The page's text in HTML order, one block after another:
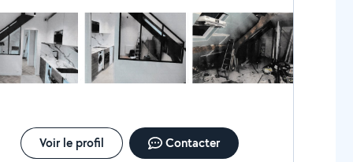
Voir le profil Contacter